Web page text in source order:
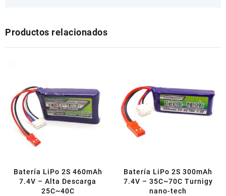
Productos relacionados
Batería LiPo 2S 460mAh
7.4V – Alta Descarga
25C~40C
Batería LiPo 2S 300mAh
7.4V – 35C~70C Turnigy
nano-tech